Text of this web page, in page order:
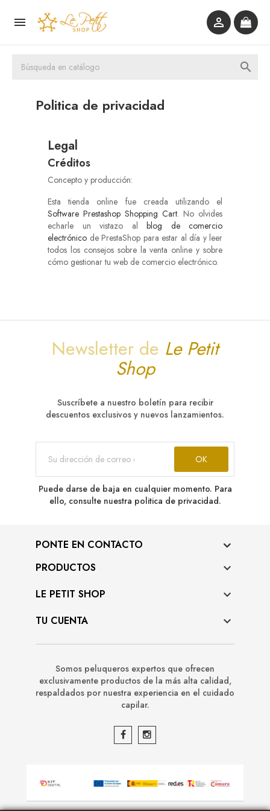
 

Politica de privacidad
Legal
Créditos
Concepto y producción:
Esta tienda online fue creada utilizando el
Software Prestashop Shopping Cart. No olvides
echarle un vistazo al blog de comercio
electrónico de PrestaShop para estar al día y leer
todos los consejos sobre la venta online y sobre
cómo gestionar tu web de comercio electrónico.
Newsletter de Le Petit
Shop
Suscríbete a nuestro boletín para recibir
descuentos exclusivos y nuevos lanzamientos.
Puede darse de baja en cualquier momento. Para
ello, consulte nuestra politica de privacidad.
PONTE EN CONTACTO
PRODUCTOS

LE PETIT SHOP 
TU CUENTA 
Somos peluqueros expertos que ofrecen
exclusivamente productos de la más alta calidad,
respaldados por nuestra experiencia en el cuidado
capilar.